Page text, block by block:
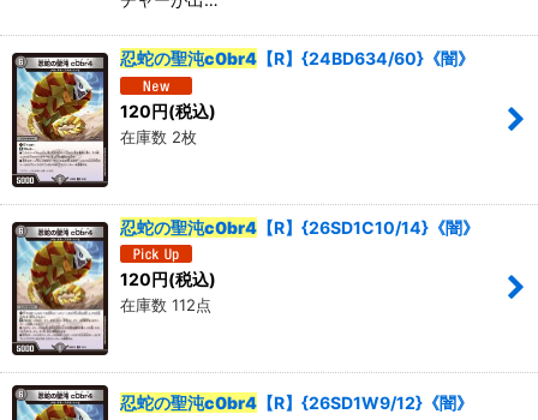
忍蛇の聖沌c0br4 【R】{24BD634/60}《闇》
120円(税込)
在庫数 2枚
忍蛇の聖沌c0br4 【R】{26SD1C10/14}《闇》
120円(税込)
在庫数 112点
忍蛇の聖沌c0br4 【R】{26SD1W9/12}《闇》